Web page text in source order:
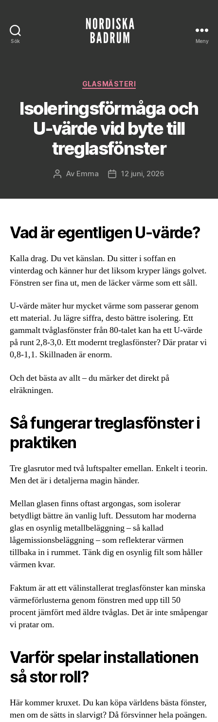
Sök Meny
Kategorier
GLASMÄSTERI
Isoleringsförmåga och
U-värde vid byte till
treglasfönster
Inläggsförfattare
Av Emma Inläggsdatum
12 juni, 2026
Vad är egentligen U-värde?
Kalla drag. Du vet känslan. Du sitter i soffan en
vinterdag och känner hur det liksom kryper längs golvet.
Fönstren ser fina ut, men de läcker värme som ett såll.
U-värde mäter hur mycket värme som passerar genom
ett material. Ju lägre siffra, desto bättre isolering. Ett
gammalt tvåglasfönster från 80-talet kan ha ett U-värde
på runt 2,8-3,0. Ett modernt treglasfönster? Där pratar vi
0,8-1,1. Skillnaden är enorm.
Och det bästa av allt – du märker det direkt på
elräkningen.
Så fungerar treglasfönster i
praktiken
Tre glasrutor med två luftspalter emellan. Enkelt i teorin.
Men det är i detaljerna magin händer.
Mellan glasen finns oftast argongas, som isolerar
betydligt bättre än vanlig luft. Dessutom har moderna
glas en osynlig metallbeläggning – så kallad
lågemissionsbeläggning – som reflekterar värmen
tillbaka in i rummet. Tänk dig en osynlig filt som håller
värmen kvar.
Faktum är att ett välinstallerat treglasfönster kan minska
värmeförlusterna genom fönstren med upp till 50
procent jämfört med äldre tvåglas. Det är inte småpengar
vi pratar om.
Varför spelar installationen
så stor roll?
Här kommer kruxet. Du kan köpa världens bästa fönster,
men om de sätts in slarvigt? Då försvinner hela poängen.